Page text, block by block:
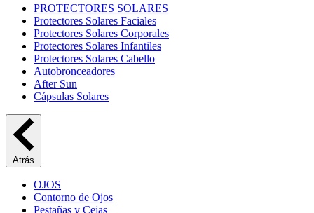
PROTECTORES SOLARES
Protectores Solares Faciales
Protectores Solares Corporales
Protectores Solares Infantiles
Protectores Solares Cabello
Autobronceadores
After Sun
Cápsulas Solares
Atrás
OJOS
Contorno de Ojos
Pestañas y Cejas